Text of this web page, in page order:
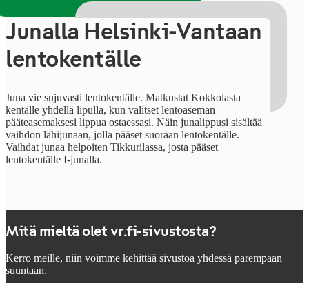
Junalla Helsinki-Vantaan
lentokentälle
Juna vie sujuvasti lentokentälle. Matkustat Kokkolasta
kentälle yhdellä lipulla, kun valitset lentoaseman
pääteasemaksesi lippua ostaessasi. Näin junalippusi sisältää
vaihdon lähijunaan, jolla pääset suoraan lentokentälle.
Vaihdat junaa helpoiten Tikkurilassa, josta pääset
lentokentälle I-junalla.
Mitä mieltä olet vr.fi-sivustosta?
Kerro meille, niin voimme kehittää sivustoa yhdessä parempaan
suuntaan.